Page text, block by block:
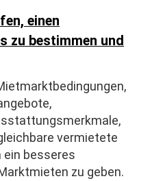
einen
zu bestimmen und
vermietete
ein besseres
zu geben.